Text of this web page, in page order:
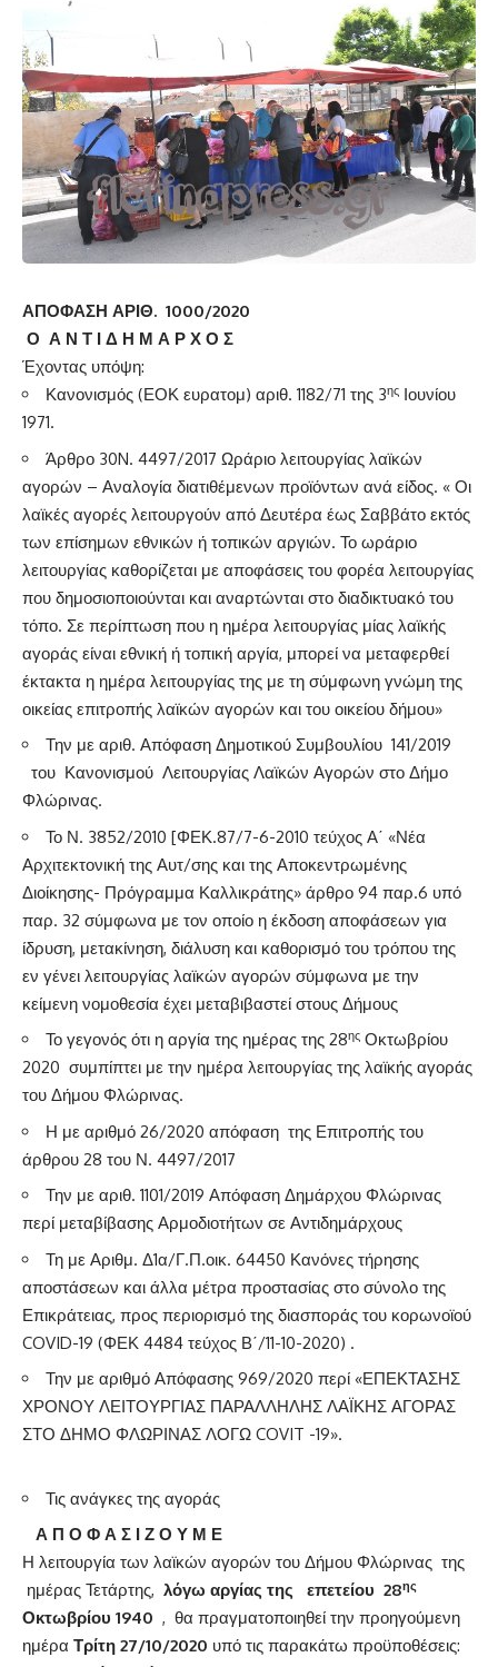
ΑΠΟΦΑΣΗ ΑΡΙΘ. 1000/2020
Ο Α Ν Τ Ι Δ Η Μ Α Ρ Χ Ο Σ
Έχοντας υπόψη:
Κανονισμός (ΕΟΚ ευρατομ) αριθ. 1182/71 της 3ης Ιουνίου
1971.
Άρθρο 30N. 4497/2017 Ωράριο λειτουργίας λαϊκών
αγορών – Αναλογία διατιθέμενων προϊόντων ανά είδος. « Οι
λαϊκές αγορές λειτουργούν από Δευτέρα έως Σαββάτο εκτός
των επίσημων εθνικών ή τοπικών αργιών. Το ωράριο
λειτουργίας καθορίζεται με αποφάσεις του φορέα λειτουργίας
που δημοσιοποιούνται και αναρτώνται στο διαδικτυακό του
τόπο. Σε περίπτωση που η ημέρα λειτουργίας μίας λαϊκής
αγοράς είναι εθνική ή τοπική αργία, μπορεί να μεταφερθεί
έκτακτα η ημέρα λειτουργίας της με τη σύμφωνη γνώμη της
οικείας επιτροπής λαϊκών αγορών και του οικείου δήμου»
Την με αριθ. Απόφαση Δημοτικού Συμβουλίου 141/2019
του Κανονισμού Λειτουργίας Λαϊκών Αγορών στο Δήμο
Φλώρινας.
Το Ν. 3852/2010 [ΦΕΚ.87/7-6-2010 τεύχος Α΄ «Νέα
Αρχιτεκτονική της Αυτ/σης και της Αποκεντρωμένης
Διοίκησης- Πρόγραμμα Καλλικράτης» άρθρο 94 παρ.6 υπό
παρ. 32 σύμφωνα με τον οποίο η έκδοση αποφάσεων για
ίδρυση, μετακίνηση, διάλυση και καθορισμό του τρόπου της
εν γένει λειτουργίας λαϊκών αγορών σύμφωνα με την
κείμενη νομοθεσία έχει μεταβιβαστεί στους Δήμους
Το γεγονός ότι η αργία της ημέρας της 28ης Οκτωβρίου
2020 συμπίπτει με την ημέρα λειτουργίας της λαϊκής αγοράς
του Δήμου Φλώρινας.
Η με αριθμό 26/2020 απόφαση της Επιτροπής του
άρθρου 28 του Ν. 4497/2017
Την με αριθ. 1101/2019 Απόφαση Δημάρχου Φλώρινας
περί μεταβίβασης Αρμοδιοτήτων σε Αντιδημάρχους
Τη με Αριθμ. Δ1α/Γ.Π.οικ. 64450 Κανόνες τήρησης
αποστάσεων και άλλα μέτρα προστασίας στο σύνολο της
Επικράτειας, προς περιορισμό της διασποράς του κορωνοϊού
COVID-19 (ΦΕΚ 4484 τεύχος Β΄/11-10-2020) .
Την με αριθμό Απόφασης 969/2020 περί «ΕΠΕΚΤΑΣΗΣ
ΧΡΟΝΟΥ ΛΕΙΤΟΥΡΓΙΑΣ ΠΑΡΑΛΛΗΛΗΣ ΛΑΪΚΗΣ ΑΓΟΡΑΣ
ΣΤΟ ΔΗΜΟ ΦΛΩΡΙΝΑΣ ΛΟΓΩ COVIT -19».
Τις ανάγκες της αγοράς
Α Π Ο Φ Α Σ Ι Ζ Ο Υ Μ Ε
Η λειτουργία των λαϊκών αγορών του Δήμου Φλώρινας της
ημέρας Τετάρτης, λόγω αργίας της επετείου 28ης
Οκτωβρίου 1940 , θα πραγματοποιηθεί την προηγούμενη
ημέρα Τρίτη 27/10/2020 υπό τις παρακάτω προϋποθέσεις: